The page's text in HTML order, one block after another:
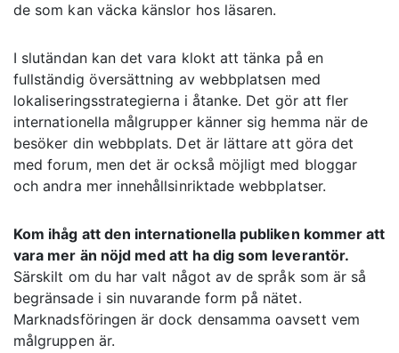
de som kan väcka känslor hos läsaren.
I slutändan kan det vara klokt att tänka på en
fullständig översättning av webbplatsen med
lokaliseringsstrategierna i åtanke. Det gör att fler
internationella målgrupper känner sig hemma när de
besöker din webbplats. Det är lättare att göra det
med forum, men det är också möjligt med bloggar
och andra mer innehållsinriktade webbplatser.
Kom ihåg att den internationella publiken kommer att
vara mer än nöjd med att ha dig som leverantör.
Särskilt om du har valt något av de språk som är så
begränsade i sin nuvarande form på nätet.
Marknadsföringen är dock densamma oavsett vem
målgruppen är.